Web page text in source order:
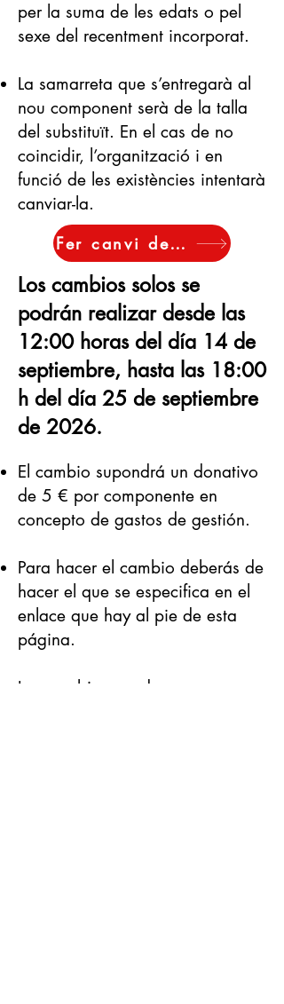
per la suma de les edats o pel
sexe del recentment incorporat.
La samarreta que s’entregarà al
nou component serà de la talla
del substituït. En el cas de no
coincidir, l’organització i en
funció de les existències intentarà
canviar-la.​
Fer canvi de participant
Los cambios solos se
podrán realizar desde las
12:00 horas del día 14 de
septiembre, hasta las 18:00
h del día 25 de septiembre
de 2026.
El cambio supondrá un donativo
de 5 € por componente en
concepto de gastos de gestión.
Para hacer el cambio deberás de
hacer el que se especifica en el
enlace que hay al pie de esta
página.
Los cambios pueden suponer